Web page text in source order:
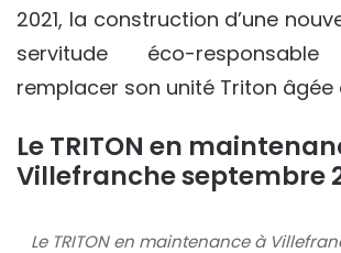
2021, la construction d’une
servitude éco-
remplacer son unité Triton âgée
Le TRITON en
Villefranche septembre
Le TRITON en maintenance à